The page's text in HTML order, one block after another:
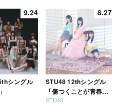
9.24
シングル
8.27
STU48 12thシングル
「傷つくことが青春
だ」
STU48